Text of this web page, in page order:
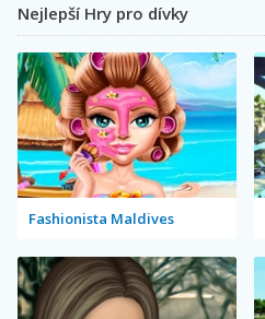
Nejlepší Hry pro dívky
Fashionista Maldives